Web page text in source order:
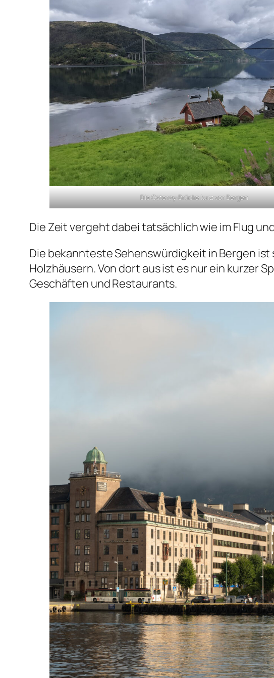
Die Osterøy-Brücke kurz vor Bergen
Die Zeit vergeht dabei tatsächlich wie im Flug
Die bekannteste Sehenswürdigkeit in Bergen
Holzhäusern. Von dort aus ist es nur ein kurzer
Geschäften und Restaurants.